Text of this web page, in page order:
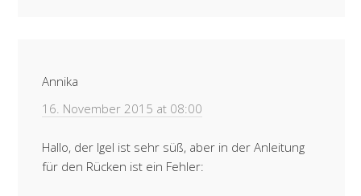
Annika
16. November 2015 at 08:00
Hallo, der Igel ist sehr süß, aber in der Anleitung
für den Rücken ist ein Fehler: